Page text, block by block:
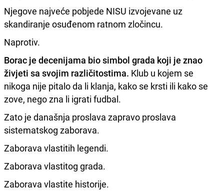
Njegove najveće pobjede NISU izvojevane uz
skandiranje osuđenom ratnom zločincu.
Naprotiv.
Borac je decenijama bio simbol grada koji je znao
živjeti sa svojim različitostima. Klub u kojem se
nikoga nije pitalo da li klanja, kako se krsti ili kako se
zove, nego zna li igrati fudbal.
Zato je današnja proslava zapravo proslava
sistematskog zaborava.
Zaborava vlastitih legendi.
Zaborava vlastitog grada.
Zaborava vlastite historije.